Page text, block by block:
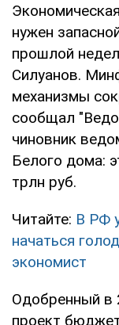
нужен
прошлой
Силуанов.
механизмы
сообщал
чиновник
Белого дома:
трлн руб.
Читайте: В РФ
начаться
экономист
Одобренный в
проект